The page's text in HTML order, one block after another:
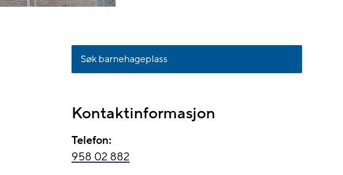
Søk barnehageplass
Kontaktinformasjon
Telefon:
958 02 882